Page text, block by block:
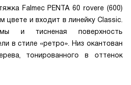
Falmec PENTA 60 rovere (600)
цвете и входит в линейку Classic.
и тисненая поверхность
в стиле «ретро». Низ окантован
тонированного в оттенок